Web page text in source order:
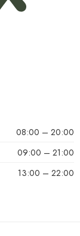
08:00 – 20:00
09:00 – 21:00
13:00 – 22:00